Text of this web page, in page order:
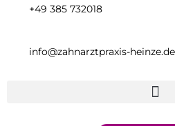
+49 385 732018
info@zahnarztpraxis-heinze.de